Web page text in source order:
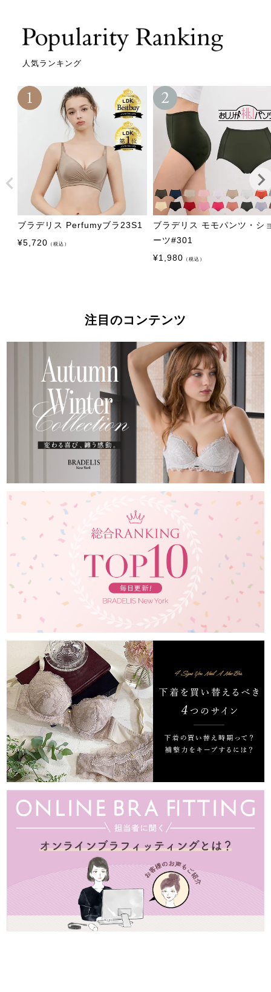
人気ランキング
ブラデリス Perfumyブラ23S1
¥5,720 （税込）
ブラデリス モモパンツ・シ
ーツ#301
¥1,980 （税込）
注目のコンテンツ